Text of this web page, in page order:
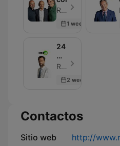
Radio 24 - Episodio 30
1 week ago
24
Mattino
-
stampa
Radio 24 - Episodio 30
2 weeks ago
Contactos
Sitio web
http://